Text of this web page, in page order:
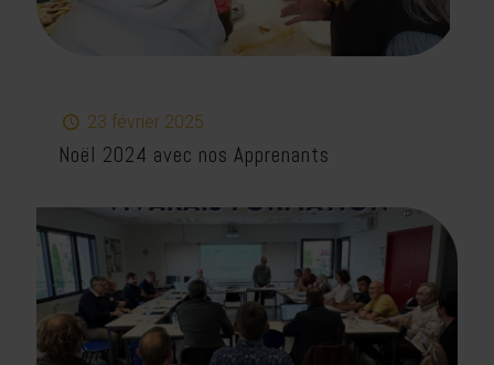
23 février 2025
Noël 2024 avec nos Apprenants